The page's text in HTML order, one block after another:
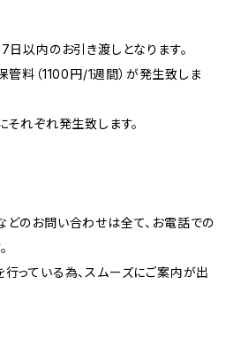
日以内のお引き渡しとなります。
管料（1100円/1週間）が発生致しま
それぞれ発生致します。
のお問い合わせは全て、お電話での
っている為、スムーズにご案内が出